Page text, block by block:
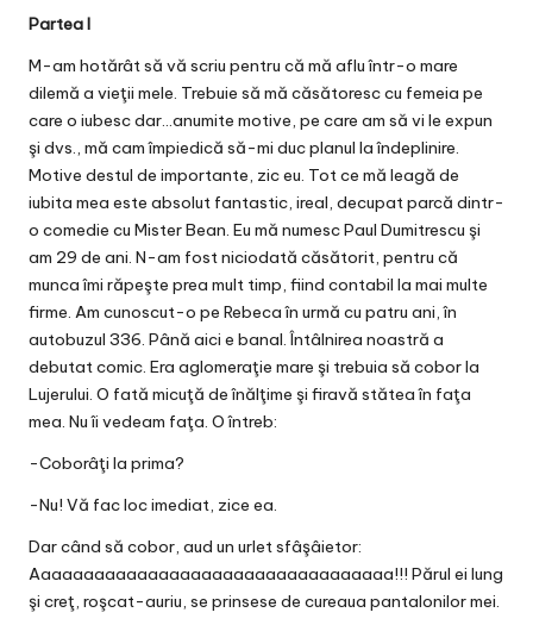
Partea I
M-am hotărât să vă scriu pentru că mă aflu într-o mare
dilemă a vieţii mele. Trebuie să mă căsătoresc cu femeia pe
care o iubesc dar…anumite motive, pe care am să vi le expun
şi dvs., mă cam împiedică să-mi duc planul la îndeplinire.
Motive destul de importante, zic eu. Tot ce mă leagă de
iubita mea este absolut fantastic, ireal, decupat parcă dintr-
o comedie cu Mister Bean. Eu mă numesc Paul Dumitrescu şi
am 29 de ani. N-am fost niciodată căsătorit, pentru că
munca îmi răpeşte prea mult timp, fiind contabil la mai multe
firme. Am cunoscut-o pe Rebeca în urmă cu patru ani, în
autobuzul 336. Până aici e banal. Întâlnirea noastră a
debutat comic. Era aglomeraţie mare şi trebuia să cobor la
Lujerului. O fată micuţă de înălţime şi firavă stătea în faţa
mea. Nu îi vedeam faţa. O întreb:
-Coborâţi la prima?
-Nu! Vă fac loc imediat, zice ea.
Dar când să cobor, aud un urlet sfâşâietor:
Aaaaaaaaaaaaaaaaaaaaaaaaaaaaaaaaaa!!! Părul ei lung
şi creţ, roşcat-auriu, se prinsese de cureaua pantalonilor mei.